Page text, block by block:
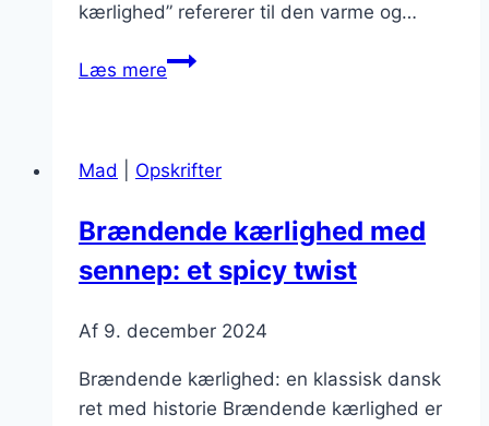
kærlighed” refererer til den varme og…
Læs mereBrændende
unikt
af
smag
Mad Opskrifter
Brændende kærlighed med
sennep: et spicy twist
Af 9. december 2024
Brændende kærlighed: en klassisk dansk
ret med historie Brændende kærlighed er